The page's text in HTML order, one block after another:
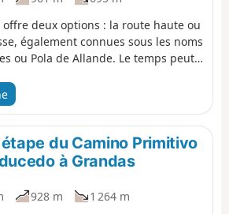
offre deux options : la route haute ou
également connues sous les noms
ou Pola de Allande. Le temps peut
exposée. En revanche, la route la
plus longue (17,9 km contre 15
la route des Hospitales, car
plus authentique et comporte moins
du Camino Primitivo
à Grandas
928 m
1 264 m